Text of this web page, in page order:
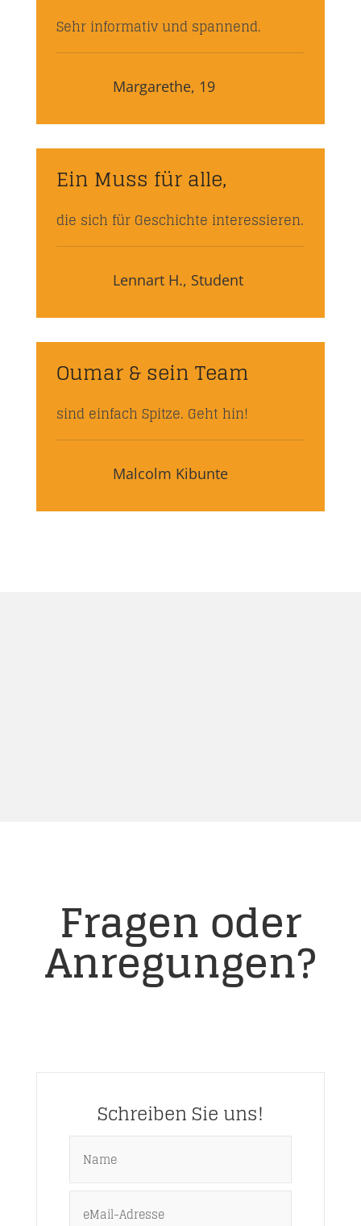
Sehr informativ und spannend.
Margarethe, 19
Ein Muss für alle,
die sich für Geschichte interessieren.
Lennart H., Student
Oumar & sein Team
sind einfach Spitze. Geht hin!
Malcolm Kibunte
Fragen oder
Anregungen?
Schreiben Sie uns!